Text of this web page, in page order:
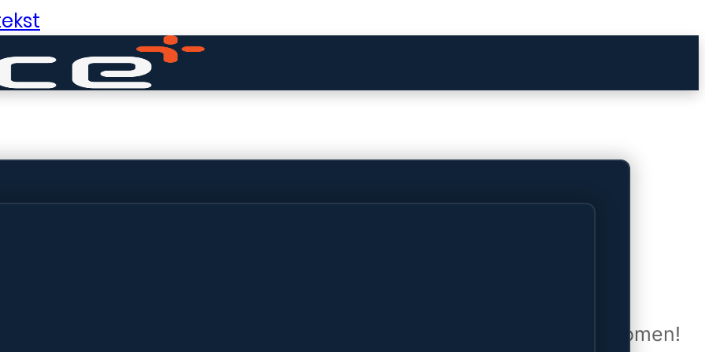
dingen in het verschiet
winkel wordt momenteel gebouwd en zal binnenkort online komen!